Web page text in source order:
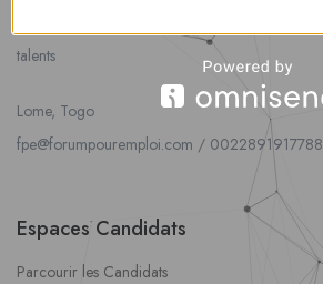
talents
Lome, Togo
fpe@forumpouremploi.com / 0022891917788
Espaces Candidats
Parcourir les Candidats